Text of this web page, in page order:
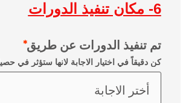
6- مكان تنفيذ الدورات
تم تنفيذ الدورات عن طريق
كن دقيقاً في اختيار الاجابة لانها ستؤثر في
أختر الاجابة